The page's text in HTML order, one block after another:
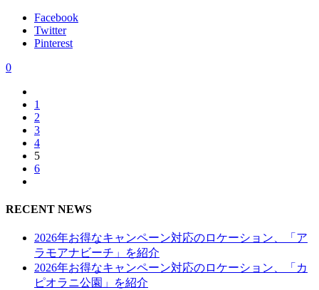
Facebook
Twitter
Pinterest
0
1
2
3
4
5
6
RECENT NEWS
2026年お得なキャンペーン対応のロケーション、「ア
ラモアナビーチ」を紹介
2026年お得なキャンペーン対応のロケーション、「カ
ピオラニ公園」を紹介